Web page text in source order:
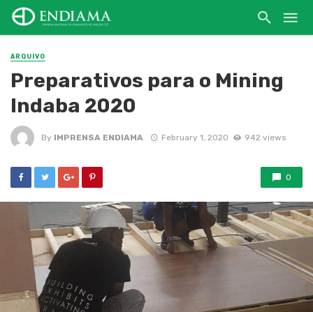
ARQUIVO
Preparativos para o Mining
Indaba 2020
By IMPRENSA ENDIAMA February 1, 2020 942 views
0